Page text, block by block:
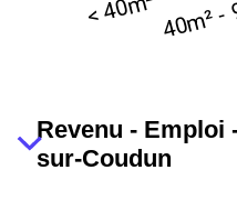
Revenu - Emploi
sur-Coudun